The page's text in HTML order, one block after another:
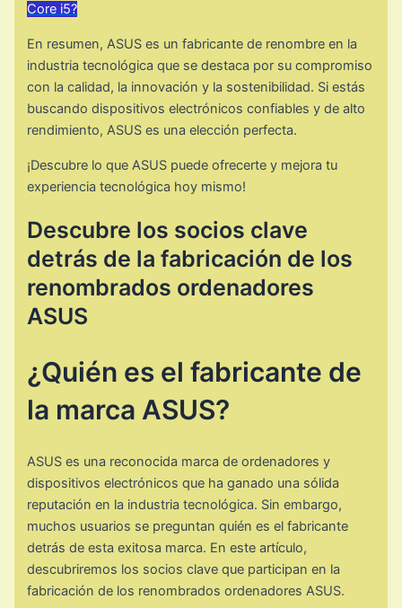
Core i5?
En resumen, ASUS es un fabricante de renombre en la
industria tecnológica que se destaca por su compromiso
con la calidad, la innovación y la sostenibilidad. Si estás
buscando dispositivos electrónicos confiables y de alto
rendimiento, ASUS es una elección perfecta.
¡Descubre lo que ASUS puede ofrecerte y mejora tu
experiencia tecnológica hoy mismo!
Descubre los socios clave
detrás de la fabricación de los
renombrados ordenadores
ASUS
¿Quién es el fabricante de
la marca ASUS?
ASUS es una reconocida marca de ordenadores y
dispositivos electrónicos que ha ganado una sólida
reputación en la industria tecnológica. Sin embargo,
muchos usuarios se preguntan quién es el fabricante
detrás de esta exitosa marca. En este artículo,
descubriremos los socios clave que participan en la
fabricación de los renombrados ordenadores ASUS.